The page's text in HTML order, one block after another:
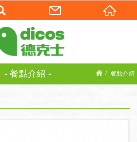
餐點介紹 餐點介紹